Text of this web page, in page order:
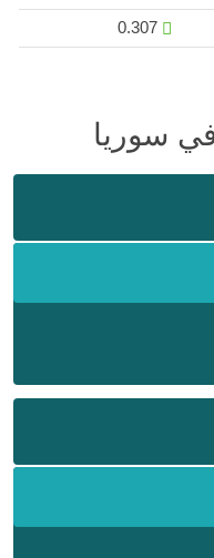
0.307
سوريا